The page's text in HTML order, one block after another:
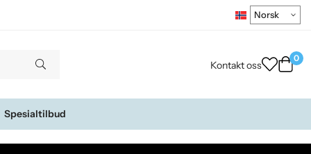
Kontakt oss
0
Spesialtilbud